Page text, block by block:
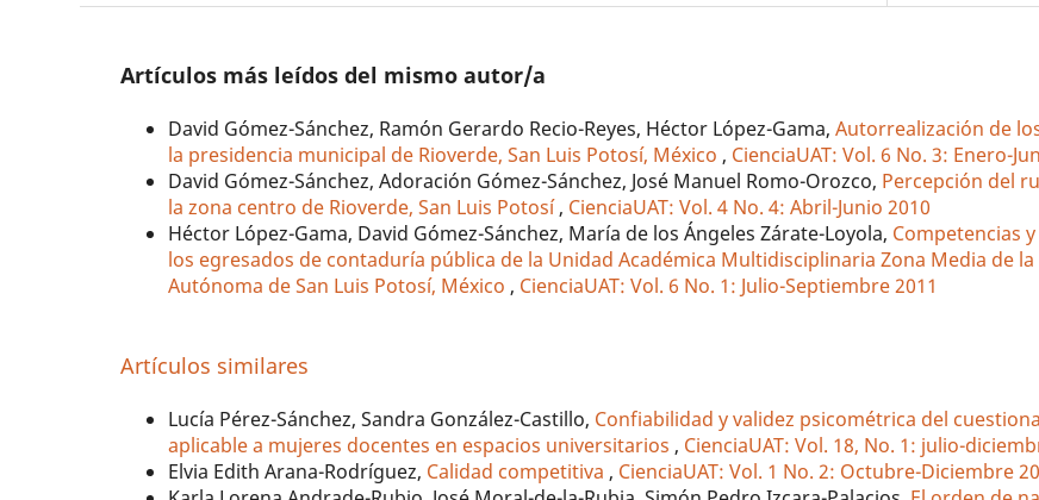
Artículos más leídos del mismo autor/a
David Gómez-Sánchez, Ramón Gerardo Recio-Reyes, Héctor López-Gama,Autorrealización de
la presidencia municipal de Rioverde, San Luis Potosí, México , CienciaUAT: Vol. 6 No. 3: Enero-
David Gómez-Sánchez, Adoración Gómez-Sánchez, José Manuel Romo-Orozco, Percepción del
la zona centro de Rioverde, San Luis Potosí, CienciaUAT: Vol. 4 No. 4: Abril-Junio 2010
Héctor López-Gama, David Gómez-Sánchez, María de los Ángeles Zárate-Loyola, Competencias
los egresados de contaduría pública de la Unidad Académica Multidisciplinaria Zona Media de
Autónoma de San Luis Potosí, México , CienciaUAT: Vol. 6 No. 1: Julio-Septiembre 2011
Artículos similares
Lucía Pérez-Sánchez, Sandra González-Castillo, Confiabilidad y validez psicométrica del
aplicable a mujeres docentes en espacios universitarios , CienciaUAT: Vol. 18, No. 1: julio-
Elvia Edith Arana-Rodríguez, Calidad competitiva , CienciaUAT: Vol. 1 No. 2: Octubre-Diciembre